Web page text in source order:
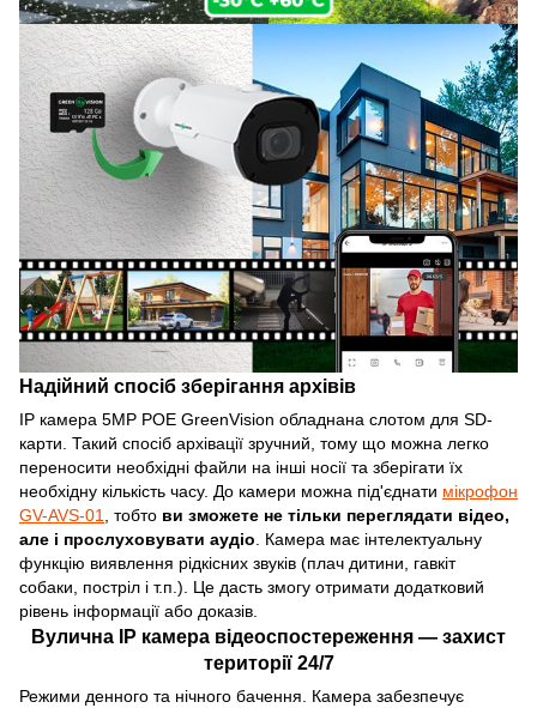
Надійний спосіб зберігання архівів
IP камера 5MP POE GreenVision обладнана слотом для SD-
карти. Такий спосіб архівації зручний, тому що можна легко
переносити необхідні файли на інші носії та зберігати їх
необхідну кількість часу. До камери можна під'єднати мікрофон
GV-AVS-01, тобто ви зможете не тільки переглядати відео,
але і прослуховувати аудіо. Камера має інтелектуальну
функцію виявлення рідкісних звуків (плач дитини, гавкіт
собаки, постріл і т.п.). Це дасть змогу отримати додатковий
рівень інформації або доказів.
Вулична IP камера відеоспостереження — захист
території 24/7
Режими денного та нічного бачення. Камера забезпечує